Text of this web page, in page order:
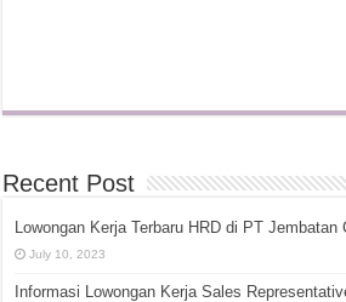
Recent Post
Lowongan Kerja Terbaru HRD di PT Jembatan
July 10, 2023
Informasi Lowongan Kerja Sales